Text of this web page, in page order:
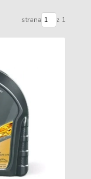
strana z 1